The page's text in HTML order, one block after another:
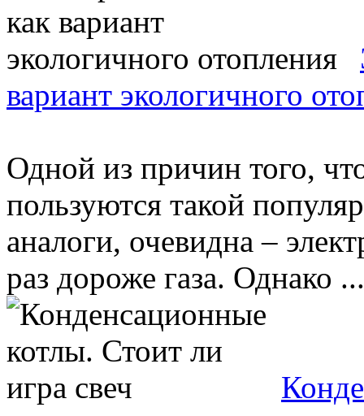
вариант экологичного
Одной из причин того,
пользуются такой
аналоги, очевидна –
раз дороже газа. Однако ...